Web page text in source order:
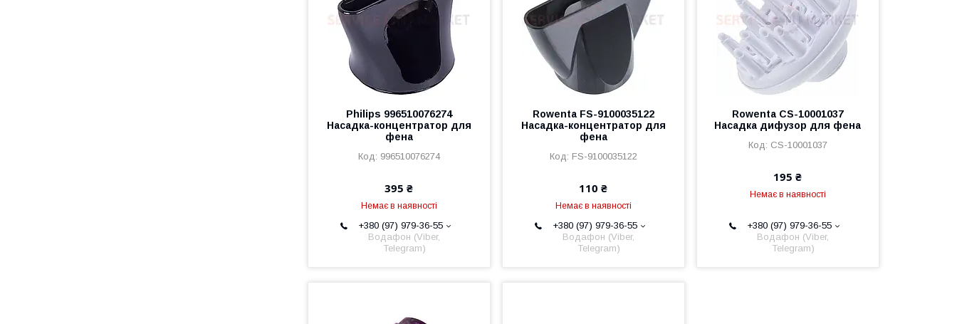
Philips 996510076274
Насадка-концентратор для
фена
996510076274
395 ₴
Немає в наявності
+380 (97) 979-36-55
Водафон (Viber,
Telegram)
Rowenta FS-9100035122
Насадка-концентратор для
фена
FS-9100035122
110 ₴
Немає в наявності
+380 (97) 979-36-55
Водафон (Viber,
Telegram)
Rowenta CS-10001037
Насадка дифузор для фена
CS-10001037
195 ₴
Немає в наявності
+380 (97) 979-36-55
Водафон (Viber,
Telegram)